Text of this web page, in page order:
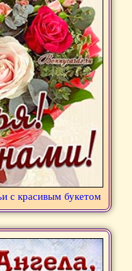
с красивым букетом